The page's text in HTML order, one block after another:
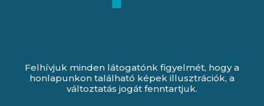
Felhívjuk minden látogatónk figyelmét, hogy a
honlapunkon található képek illusztrációk, a
változtatás jogát fenntartjuk.